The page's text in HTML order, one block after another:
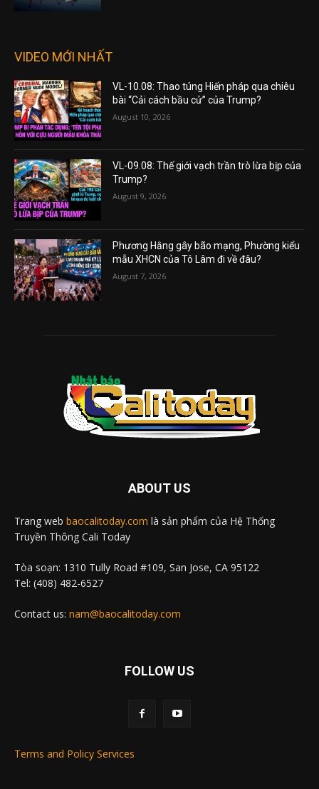
VIDEO MỚI NHẤT
VL-10.08: Thao túng Hiến pháp qua chiêu
bài “Cải cách bầu cử” của Trump?
August 10, 2026
VL-09.08: Thế giới vạch trần trò lừa bịp của
Trump?
August 9, 2026
Phương Hằng gây bão mạng, Phường kiểu
mẫu XHCN của Tô Lâm đi về đâu?
August 7, 2026
ABOUT US
Trang web baocalitoday.com là sản phẩm của Hệ Thống
Truyền Thông Cali Today
Tòa soạn: 1310 Tully Road #109, San Jose, CA 95122
Tel: (408) 482-6527
Contact us: nam@baocalitoday.com
FOLLOW US
Terms and Policy Services